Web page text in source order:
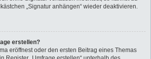
„Signatur anhängen“ wieder deaktivieren.
erstellen?
eröffnest oder den ersten Beitrag eines Themas